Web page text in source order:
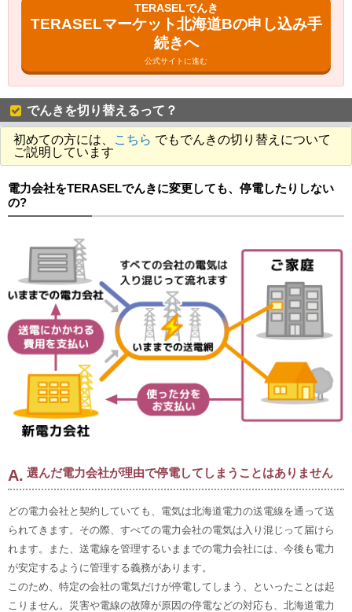
TERASELでんき
TERASELマーケット北海道Bの申し込み手
続きへ
公式サイトに進む
でんきを切り替えるって？
初めての方には、 こちら でもでんきの切り替えについて
ご説明しています
電力会社をTERASELでんきに変更しても、停電したりしない
の?
選んだ電力会社が理由で停電してしまうことはありません
どの電力会社と契約していても、電気は北海道電力の送電線を通って送
られてきます。その際、すべての電力会社の電気は入り混じって届けら
れます。また、送電線を管理するいままでの電力会社には、今後も電力
が安定するように管理する義務があります。
このため、特定の会社の電気だけが停電してしまう、といったことは起
こりません。災害や電線の故障が原因の停電などの対応も、北海道電力